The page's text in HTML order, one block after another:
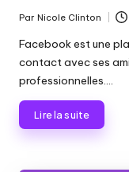
Publié
par
Par Nicole Clinton
Facebook est une
contact avec ses
professionnelles....
Lire la suite